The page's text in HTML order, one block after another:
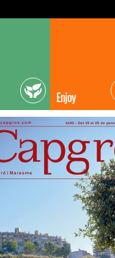
Enjoy